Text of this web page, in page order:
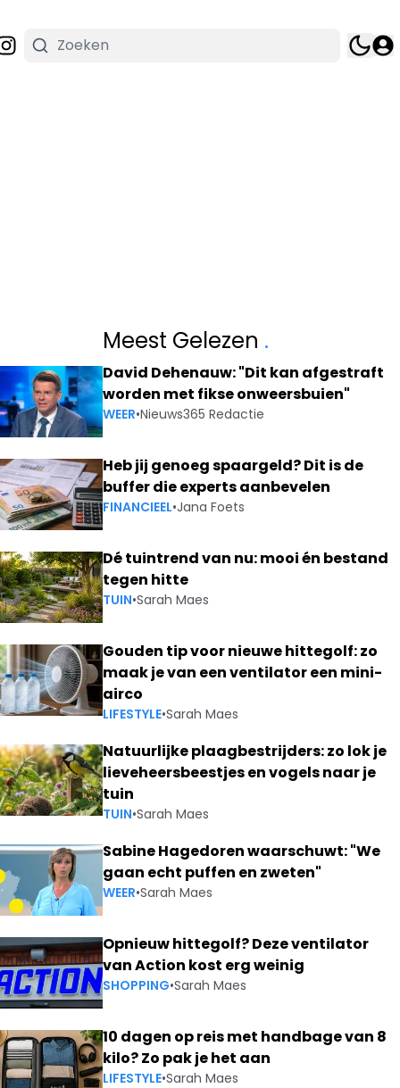
Meest Gelezen .
David Dehenauw: "Dit kan afgestraft
worden met fikse onweersbuien"
WEER•Nieuws365 Redactie
Heb jij genoeg spaargeld? Dit is de
buffer die experts aanbevelen
FINANCIEEL•Jana Foets
Dé tuintrend van nu: mooi én bestand
tegen hitte
TUIN•Sarah Maes
Gouden tip voor nieuwe hittegolf: zo
maak je van een ventilator een mini-
airco
LIFESTYLE•Sarah Maes
Natuurlijke plaagbestrijders: zo lok je
lieveheersbeestjes en vogels naar je
tuin
TUIN•Sarah Maes
Sabine Hagedoren waarschuwt: "We
gaan echt puffen en zweten"
WEER•Sarah Maes
Opnieuw hittegolf? Deze ventilator
van Action kost erg weinig
SHOPPING•Sarah Maes
10 dagen op reis met handbage van 8
kilo? Zo pak je het aan
LIFESTYLE•Sarah Maes